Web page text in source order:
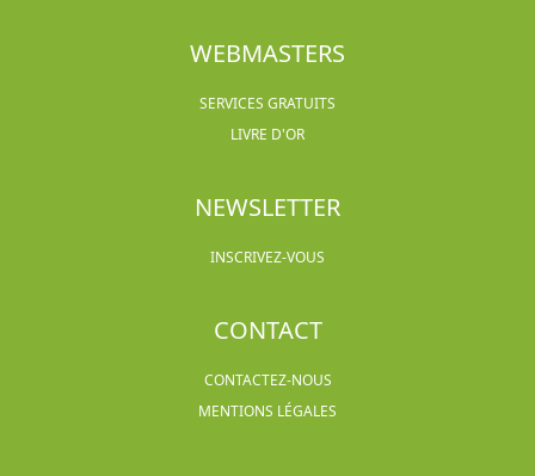
WEBMASTERS
SERVICES GRATUITS
LIVRE D'OR
NEWSLETTER
INSCRIVEZ-VOUS
CONTACT
CONTACTEZ-NOUS
MENTIONS LÉGALES